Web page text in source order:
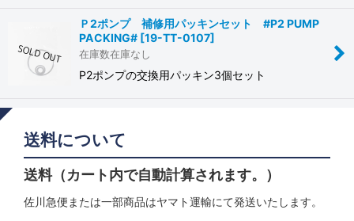
Ｐ2ポンプ 補修用パッキンセット #P2 PUMP
PACKING# [19-TT-0107]
在庫数在庫なし
P2ポンプの交換用パッキン3個セット
送料について
送料（カート内で自動計算されます。）
佐川急便または一部商品はヤマト運輸にて発送いたします。